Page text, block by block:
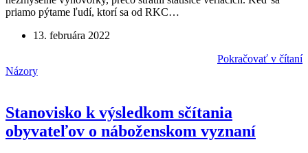
priamo pýtame ľudí, ktorí sa od RKC…
13. februára 2022
Pokračovať v čítaní
Názory
Stanovisko k výsledkom sčítania
obyvateľov o náboženskom vyznaní